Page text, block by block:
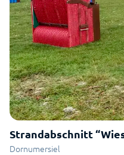
Strandabschnitt
Dornumersiel